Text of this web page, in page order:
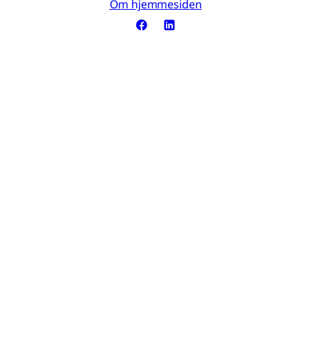
Om hjemmesiden